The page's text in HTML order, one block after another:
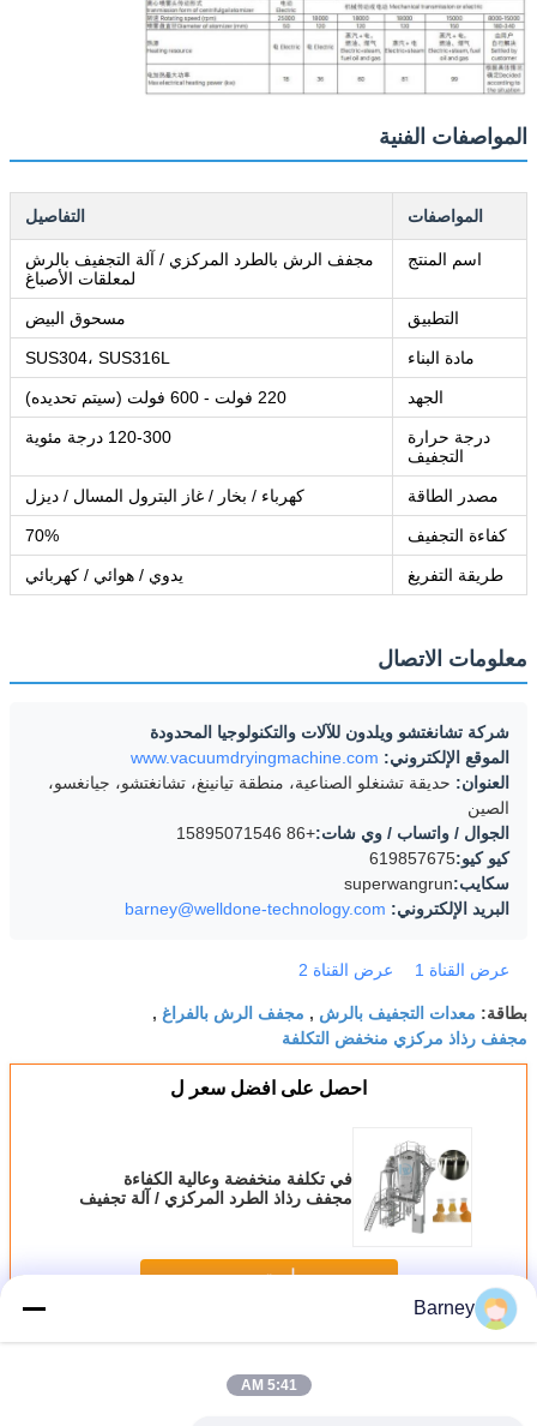
المواصفات الفنية
المواصفات التفاصيل
اسم المنتج
مجفف الرش بالطرد المركزي / آلة التجفيف بالرش
لمعلقات الأصباغ
التطبيق مسحوق البيض
مادة البناء SUS304، SUS316L
الجهد 220 فولت - 600 فولت (سيتم تحديده)
درجة حرارة
التجفيف
120-300 درجة مئوية
مصدر الطاقة كهرباء / بخار / غاز البترول المسال / ديزل
كفاءة التجفيف 70%
طريقة التفريغ يدوي / هوائي / كهربائي
معلومات الاتصال
شركة تشانغتشو ويلدون للآلات والتكنولوجيا المحدودة
الموقع الإلكتروني: www.vacuumdryingmachine.com
العنوان: حديقة تشنغلو الصناعية، منطقة تيانينغ، تشانغتشو، جيانغسو،
الصين
الجوال / واتساب / وي شات:+86 15895071546
كيو كيو:619857675
سكايب:superwangrun
البريد الإلكتروني: barney@welldone-technology.com
عرض القناة 1 عرض القناة 2
بطاقة: معدات التجفيف بالرش , مجفف الرش بالفراغ ,
مجفف رذاذ مركزي منخفض التكلفة
احصل على افضل سعر ل
في تكلفة منخفضة وعالية الكفاءة
مجفف رذاذ الطرد المركزي / آلة تجفيف
استمر
أكثرآلة التجفيف بالرش
Barney
5:41 AM